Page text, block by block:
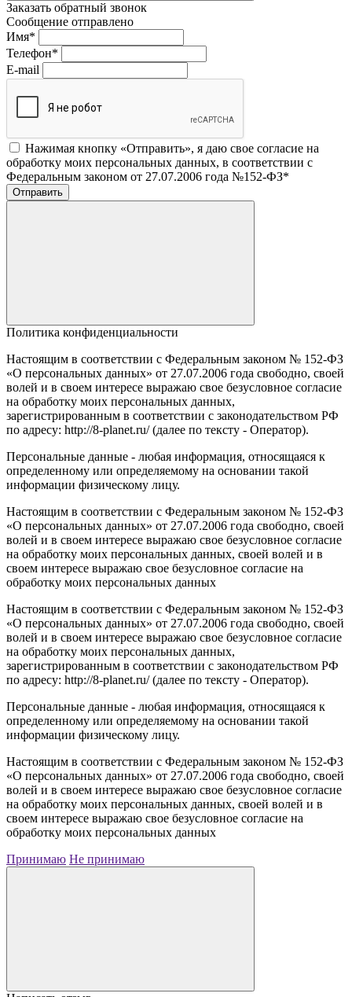
Заказать обратный звонок
Сообщение отправлено
Имя*
Телефон*
E-mail
Нажимая кнопку «Отправить», я даю свое согласие на
обработку моих персональных данных, в соответствии с
Федеральным законом от 27.07.2006 года №152-ФЗ*
Отправить
Политика конфиденциальности
Настоящим в соответствии с Федеральным законом № 152-ФЗ
«О персональных данных» от 27.07.2006 года свободно, своей
волей и в своем интересе выражаю свое безусловное согласие
на обработку моих персональных данных,
зарегистрированным в соответствии с законодательством РФ
по адресу: http://8-planet.ru/ (далее по тексту - Оператор).
Персональные данные - любая информация, относящаяся к
определенному или определяемому на основании такой
информации физическому лицу.
Настоящим в соответствии с Федеральным законом № 152-ФЗ
«О персональных данных» от 27.07.2006 года свободно, своей
волей и в своем интересе выражаю свое безусловное согласие
на обработку моих персональных данных, своей волей и в
своем интересе выражаю свое безусловное согласие на
обработку моих персональных данных
Настоящим в соответствии с Федеральным законом № 152-ФЗ
«О персональных данных» от 27.07.2006 года свободно, своей
волей и в своем интересе выражаю свое безусловное согласие
на обработку моих персональных данных,
зарегистрированным в соответствии с законодательством РФ
по адресу: http://8-planet.ru/ (далее по тексту - Оператор).
Персональные данные - любая информация, относящаяся к
определенному или определяемому на основании такой
информации физическому лицу.
Настоящим в соответствии с Федеральным законом № 152-ФЗ
«О персональных данных» от 27.07.2006 года свободно, своей
волей и в своем интересе выражаю свое безусловное согласие
на обработку моих персональных данных, своей волей и в
своем интересе выражаю свое безусловное согласие на
обработку моих персональных данных
Принимаю Не принимаю